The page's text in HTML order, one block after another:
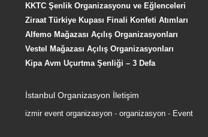
KKTC Şenlik Organizasyonu ve Eğlenceleri
Ziraat Türkiye Kupası Finali Konfeti Atımları
Alfemo Mağazası Açılış Organizasyonları
Vestel Mağazası Açılış Organizasyonları
Kipa Avm Uçurtma Şenliği – 3 Defa
İstanbul Organizasyon İletişim
izmir event organizasyon - organizasyon - Event